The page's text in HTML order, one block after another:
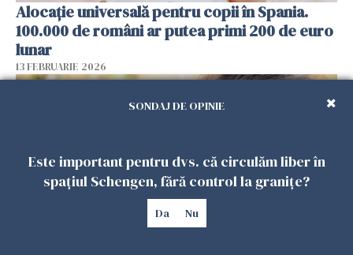
Alocație universală pentru copii în Spania.
100.000 de români ar putea primi 200 de euro
lunar
13 FEBRUARIE 2026
SONDAJ DE OPINIE
Este important pentru dvs. că circulăm liber în
spațiul Schengen, fără control la granițe?
Da Nu